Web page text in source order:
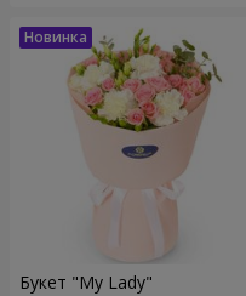
Букет "My Lady"